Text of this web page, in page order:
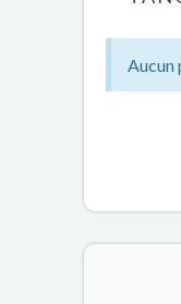
Aucun